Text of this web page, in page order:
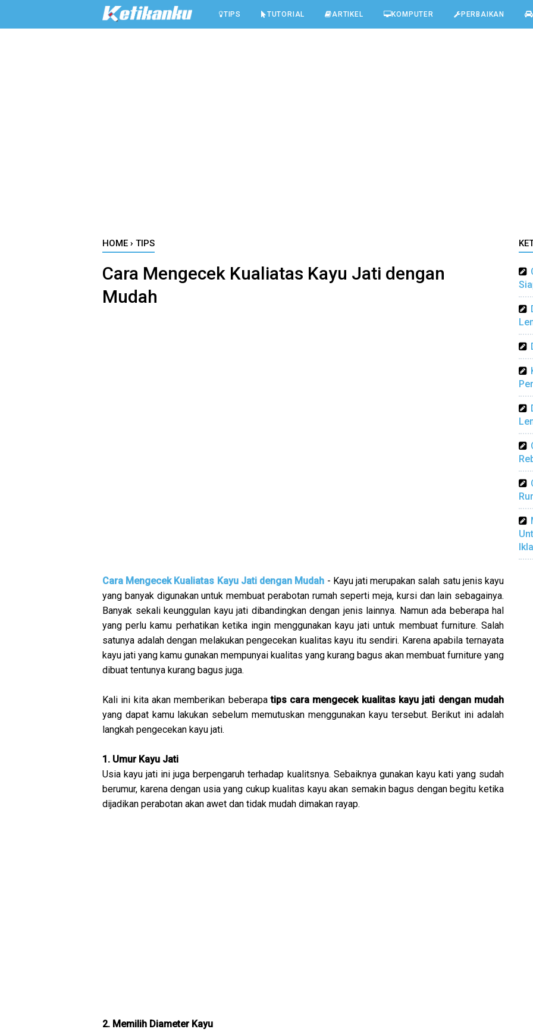
TIPS TUTORIAL ARTIKEL KOMPUTER PERBAIKAN
HOME › TIPS
Cara Mengecek Kualiatas Kayu Jati dengan
Mudah
Cara Mengecek Kualiatas Kayu Jati dengan Mudah - Kayu jati merupakan salah satu jenis kayu
yang banyak digunakan untuk membuat perabotan rumah seperti meja, kursi dan lain sebagainya.
Banyak sekali keunggulan kayu jati dibandingkan dengan jenis lainnya. Namun ada beberapa hal
yang perlu kamu perhatikan ketika ingin menggunakan kayu jati untuk membuat furniture. Salah
satunya adalah dengan melakukan pengecekan kualitas kayu itu sendiri. Karena apabila ternayata
kayu jati yang kamu gunakan mempunyai kualitas yang kurang bagus akan membuat furniture yang
dibuat tentunya kurang bagus juga.
Kali ini kita akan memberikan beberapatips cara mengecek kualitas kayu jati dengan mudah
yang dapat kamu lakukan sebelum memutuskan menggunakan kayu tersebut. Berikut ini adalah
langkah pengecekan kayu jati.
1. Umur Kayu Jati
Usia kayu jati ini juga berpengaruh terhadap kualitsnya. Sebaiknya gunakan kayu kati yang sudah
berumur, karena dengan usia yang cukup kualitas kayu akan semakin bagus dengan begitu ketika
dijadikan perabotan akan awet dan tidak mudah dimakan rayap.
2. Memilih Diameter Kayu